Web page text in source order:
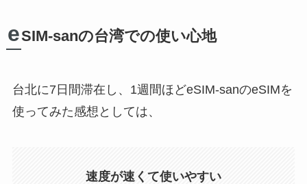
eSIM-sanの台湾での使い心地
台北に7日間滞在し、1週間ほどeSIM-sanのeSIMを
使ってみた感想としては、
速度が速くて使いやすい